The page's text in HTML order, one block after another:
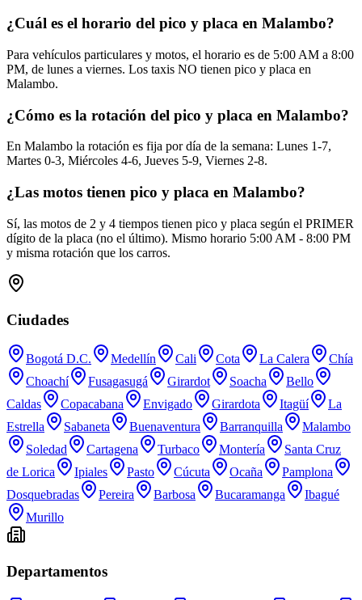
¿Cuál es el horario del pico y placa en Malambo?
Para vehículos particulares y motos, el horario es de 5:00 AM a 8:00
PM, de lunes a viernes. Los taxis NO tienen pico y placa en
Malambo.
¿Cómo es la rotación del pico y placa en Malambo?
En Malambo la rotación es fija por día de la semana: Lunes 1-7,
Martes 0-3, Miércoles 4-6, Jueves 5-9, Viernes 2-8.
¿Las motos tienen pico y placa en Malambo?
Sí, las motos de 2 y 4 tiempos tienen pico y placa según el PRIMER
dígito de la placa (no el último). Mismo horario 5:00 AM - 8:00 PM
y misma rotación que los carros.
Ciudades
Bogotá D.C. Medellín Cali Cota La Calera
Chía
Choachí
Fusagasugá Girardot Soacha
Bello
Caldas
Copacabana Envigado Girardota Itagüí
La
Estrella
Sabaneta Buenaventura Barranquilla
Malambo
Soledad
Cartagena Turbaco Montería
Santa Cruz
de Lorica
Ipiales Pasto Cúcuta Ocaña
Pamplona
Dosquebradas
Pereira Barbosa Bucaramanga
Ibagué
Murillo
Departamentos